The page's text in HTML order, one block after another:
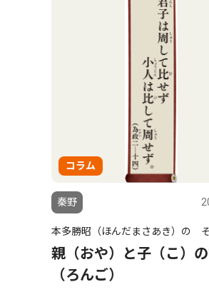
コラム
秦野
本多勝昭（ほんだまさあき）の
親（おや）と子（こ）
（ろんご）